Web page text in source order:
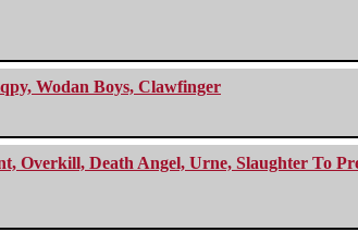
Wodan Boys, Clawfinger
Overkill, Death Angel, Urne, Slaughter To